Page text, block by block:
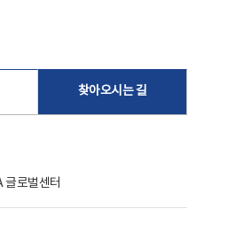
찾아오시는 길
글로벌센터